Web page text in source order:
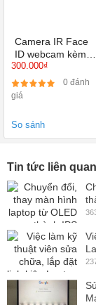
Độ sáng
Ưu đãi
Ship COD
Camera IR Face
ID webcam kèm
míc nắp cho Dell
Latitude E7470
7480 7490
300.000₫
0 đánh
giá
So sánh
Tin tức liên quan